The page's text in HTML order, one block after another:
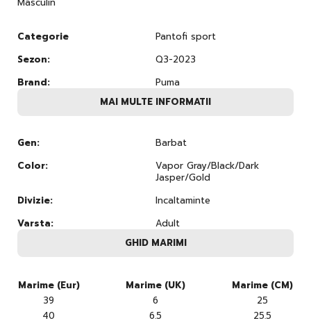
Categorie
Pantofi sport
Sezon:
Q3-2023
Brand:
Puma
MAI MULTE INFORMATII
Gen:
Barbat
Color:
Vapor Gray/Black/Dark
Jasper/Gold
Divizie:
Incaltaminte
Varsta:
Adult
GHID MARIMI
Marime (Eur) Marime (UK)
Marime (CM)
39
6
25
40
6.5
25.5